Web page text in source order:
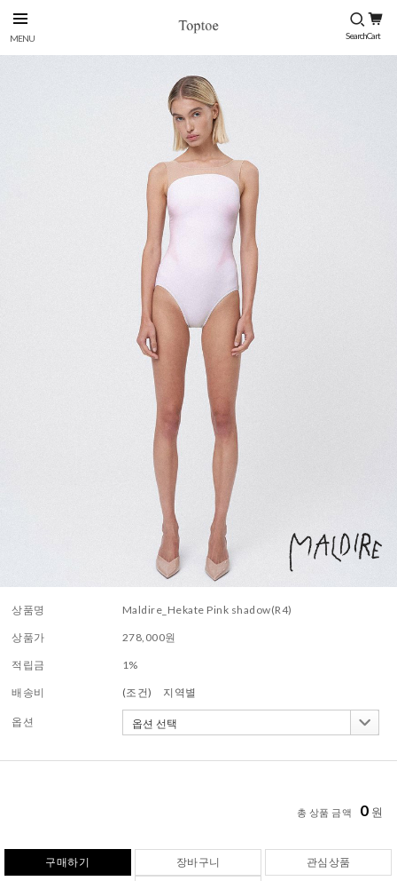
상품명 Maldire_Hekate Pink shadow(R4)
상품가 278,000원
적립금 1%
배송비 (조건) 지역별
옵션
총 상품 금액 0 원
구매하기 장바구니
관심상품